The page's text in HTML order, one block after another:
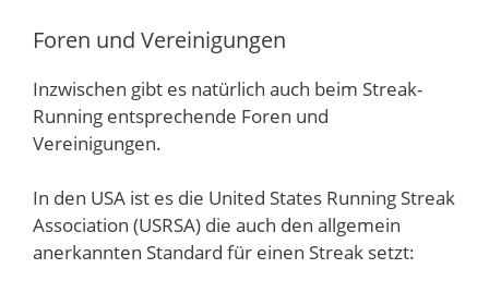
Foren und Vereinigungen
Inzwischen gibt es natürlich auch beim Streak-
Running entsprechende Foren und
Vereinigungen.
In den USA ist es die United States Running Streak
Association (USRSA) die auch den allgemein
anerkannten Standard für einen Streak setzt: